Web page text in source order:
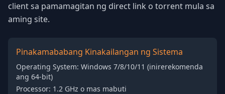
client sa pamamagitan ng direct link o torrent mula sa
aming site.
Pinakamababang Kinakailangan ng Sistema
Operating System: Windows 7/8/10/11 (inirerekomenda
ang 64-bit)
Processor: 1.2 GHz o mas mabuti